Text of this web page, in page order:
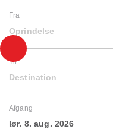
Fra
Oprindelse
Til
Destination
Afgang
lør. 8. aug. 2026